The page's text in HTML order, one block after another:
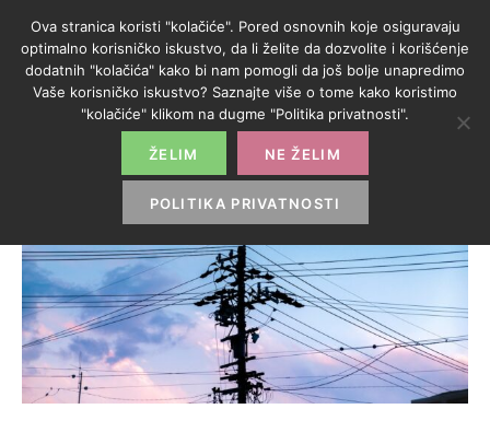
Ova stranica koristi "kolačiće". Pored osnovnih koje osiguravaju
optimalno korisničko iskustvo, da li želite da dozvolite i korišćenje
dodatnih "kolačića" kako bi nam pomogli da još bolje unapredimo
Vaše korisničko iskustvo? Saznajte više o tome kako koristimo
"kolačiće" klikom na dugme "Politika privatnosti".
ŽELIM NE ŽELIM
POLITIKA PRIVATNOSTI